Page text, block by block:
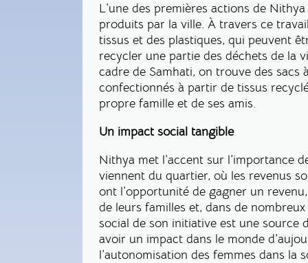
L’une des premières actions de
produits par la ville. À travers ce
tissus et des plastiques, qui peuvent
recycler une partie des déchets de la
cadre de Samhati, on trouve des sacs
confectionnés à partir de tissus
propre famille et de ses amis.
Un impact social tangible
Nithya met l’accent sur l’importance
viennent du quartier, où les revenus
ont l’opportunité de gagner un
de leurs familles et, dans de
social de son initiative est une source
avoir un impact dans le monde
l’autonomisation des femmes dans la